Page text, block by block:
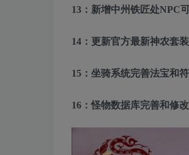
13：新增中州铁匠处NPC
14：更新官方最新神农套
15：坐骑系统完善法宝和
16：怪物数据库完善和修